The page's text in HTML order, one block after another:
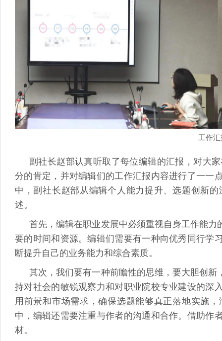
工作
副社长赵部认真听取了每位编辑的汇报，对大
分的肯定，并对编辑们的工作汇报内容进行了一一
中，副社长赵部从编辑个人能力提升、选题创新
述。
首先，编辑在职业发展中必须重视自身工作能
要的时间和资源。编辑们需要有一种向优秀同行学
断提升自己的业务能力和综合素质。
其次，我们要有一种前瞻性的思维，要大胆创
持对社会的敏锐观察力和对职业院校专业建设的深
用前景和市场需求，确保选题能够真正落地实施
中，编辑还需要注重与作者的沟通和合作。借助作
材。